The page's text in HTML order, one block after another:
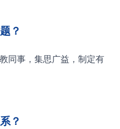
？
同事，集思广益，制定有
？